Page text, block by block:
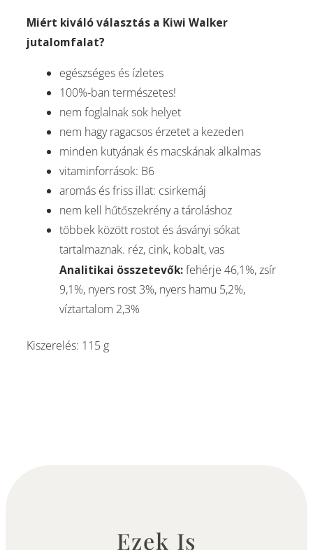
Miért kiváló választás a Kiwi Walker
jutalomfalat?
egészséges és ízletes
100%-ban természetes!
nem foglalnak sok helyet
nem hagy ragacsos érzetet a kezeden
minden kutyának és macskának alkalmas
vitaminforrások: B6
aromás és friss illat: csirkemáj
nem kell hűtőszekrény a tároláshoz
többek között rostot és ásványi sókat
tartalmaznak. réz, cink, kobalt, vas
Analitikai összetevők:fehérje 46,1%, zsír
9,1%, nyers rost 3%, nyers hamu 5,2%,
víztartalom 2,3%
Kiszerelés: 115 g
Ezek Is